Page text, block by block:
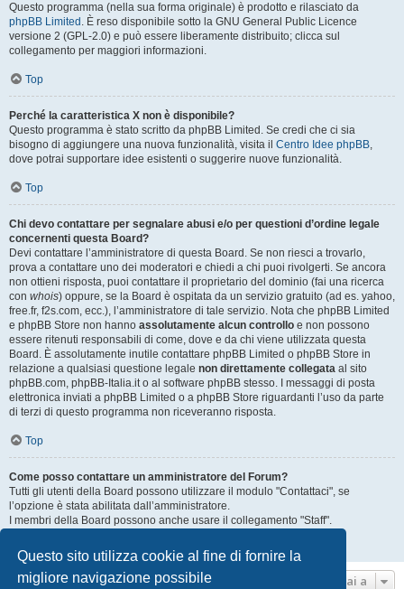
Questo sito utilizza cookie al fine di fornire la
migliore navigazione possibile
Questo programma (nella sua forma originale) è prodotto e rilasciato da
phpBB Limited . È reso disponibile sotto la GNU General Public Licence
versione 2 (GPL-2.0) e può essere liberamente distribuito; clicca sul
collegamento per maggiori informazioni.
Top
Perché la caratteristica X non è disponibile?
Questo programma è stato scritto da phpBB Limited. Se credi che ci sia
bisogno di aggiungere una nuova funzionalità, visita il Centro Idee phpBB,
dove potrai supportare idee esistenti o suggerire nuove funzionalità.
Top
Chi devo contattare per segnalare abusi e/o per questioni d’ordine legale
concernenti questa Board?
Devi contattare l’amministratore di questa Board. Se non riesci a trovarlo,
prova a contattare uno dei moderatori e chiedi a chi puoi rivolgerti. Se ancora
non ottieni risposta, puoi contattare il proprietario del dominio (fai una ricerca
con whois) oppure, se la Board è ospitata da un servizio gratuito (ad es. yahoo,
free.fr, f2s.com, ecc.), l’amministratore di tale servizio. Nota che phpBB Limited
e phpBB Store non hanno assolutamente alcun controllo e non possono
essere ritenuti responsabili di come, dove e da chi viene utilizzata questa
Board. È assolutamente inutile contattare phpBB Limited o phpBB Store in
relazione a qualsiasi questione legale non direttamente collegata al sito
phpBB.com, phpBB-Italia.it o al software phpBB stesso. I messaggi di posta
elettronica inviati a phpBB Limited o a phpBB Store riguardanti l’uso da parte
di terzi di questo programma non riceveranno risposta.
Top
Come posso contattare un amministratore del Forum?
Tutti gli utenti della Board possono utilizzare il modulo "Contattaci", se
l’opzione è stata abilitata dall’amministratore.
I membri della Board possono anche usare il collegamento "Staff".
Top
Vai a